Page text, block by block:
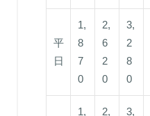
平
日
1,
8
7
0
2,
6
2
0
3,
2
8
0
1,
2,
3,